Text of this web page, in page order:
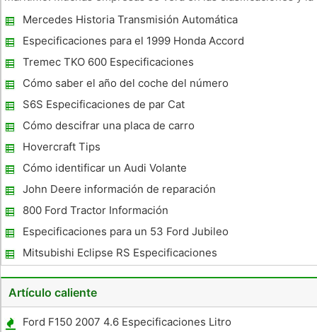
tienen la experiencia y la educación normalmente saltar a la
parte d
Mercedes Historia Transmisión Automática
Especificaciones para el 1999 Honda Accord
Coupe
Tremec TKO 600 Especificaciones
Cómo saber el año del coche del número
Vin
S6S Especificaciones de par Cat
Cómo descifrar una placa de carro
Hovercraft Tips
Cómo identificar un Audi Volante
John Deere información de reparación
800 Ford Tractor Información
Especificaciones para un 53 Ford Jubileo
Tractor
Mitsubishi Eclipse RS Especificaciones
Artículo caliente
Ford F150 2007 4.6 Especificaciones Litro